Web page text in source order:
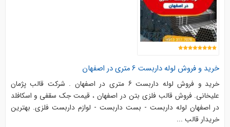
خرید و فروش لوله داربست 6 متری در اصفهان
خرید و فروش لوله داربست 6 متری در اصفهان . شرکت قالب پژمان
علیخانی. فروش قالب فلزی بتن در اصفهان ، قیمت جک سقفی و اسکافلد
در اصفهان لوله داربست - بست داربست - لوازم داربست فلزی. بهترین
خریدار قالب ...